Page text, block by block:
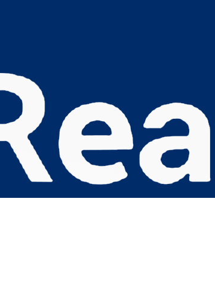
en garantissant la conformité avec